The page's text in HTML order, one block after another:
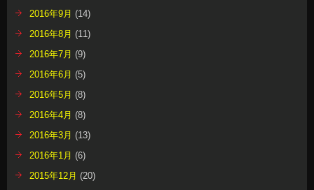
2016年9月 (14)
2016年8月 (11)
2016年7月 (9)
2016年6月 (5)
2016年5月 (8)
2016年4月 (8)
2016年3月 (13)
2016年1月 (6)
2015年12月 (20)